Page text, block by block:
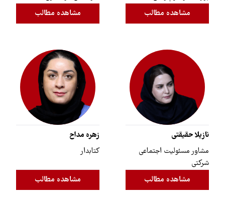
مشاهده مطالب
مشاهده مطالب
نازیلا حقیقتی
مشاور مسئولیت اجتماعی
شرکتی
مشاهده مطالب
زهره مداح
کتابدار
مشاهده مطالب